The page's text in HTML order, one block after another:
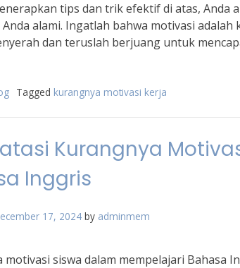
tips dan trik efektif di atas,
alami. Ingatlah bahwa motivasi
dan teruslah berjuang untuk
Tagged kurangnya motivasi kerja
Kurangnya
Inggris
17, 2024 by adminmem
motivasi siswa dalam mempelajari Bahasa